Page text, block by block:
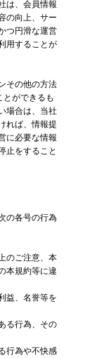
は、会員情報
の向上、サー
つ円滑な運営
用することが
その他の方法
とができるも
場合は、当社
れば、情報提
に必要な情報
止をすること
の各号の行為
のご注意、本
本規約等に違
益、名誉等を
る行為、その
行為や不快感